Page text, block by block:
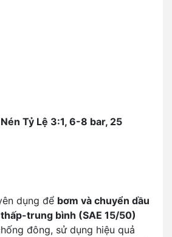
Tỷ Lệ 3:1, 6-8 bar, 25
dụng để bơm và chuyển dầu
trung bình (SAE 15/50)
đông, sử dụng hiệu quả